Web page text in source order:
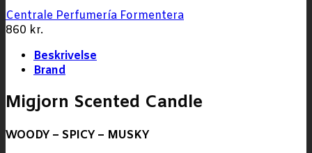
Centrale Perfumería Formentera
860 kr.
Beskrivelse
Brand
Migjorn Scented Candle
WOODY – SPICY – MUSKY